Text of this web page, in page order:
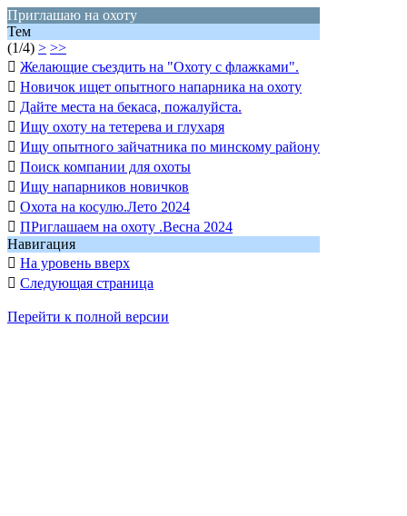
Приглашаю на охоту
Тем
(1/4) > >>
 Желающие съездить на "Охоту с флажками".
 Новичок ищет опытного напарника на охоту
 Дайте места на бекаса, пожалуйста.
 Ищу охоту на тетерева и глухаря
 Ищу опытного зайчатника по минскому району
 Поиск компании для охоты
 Ищу напарников новичков
 Охота на косулю.Лето 2024
 ПРиглашаем на охоту .Весна 2024
Навигация
 На уровень вверх
 Следующая страница
Перейти к полной версии